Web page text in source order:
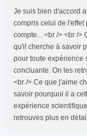
Je suis bien d'accord
compris celui de
compte... <br /> <br />
qu'il cherche à savoir
pour toute expérience
concluante. On les
<br /> Ce que j'aime
savoir pourquoi il a
expérience
retrouves plus en